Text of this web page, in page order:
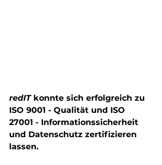
redIT konnte sich erfolgreich zu
ISO 9001 - Qualität und ISO
27001 - Informationssicherheit
und Datenschutz zertifizieren
lassen.